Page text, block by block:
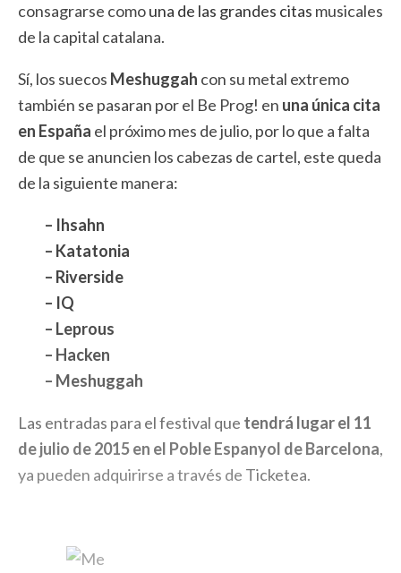
consagrarse comouna de las grandes citas musicales
de la capital catalana.
Sí, los suecos Meshuggah con su metal extremo
también se pasaran por el Be Prog! en una única cita
en España el próximo mes de julio, por lo que a falta
de que se anuncien los cabezas de cartel, este queda
de la siguiente manera:
– Ihsahn
– Katatonia
– Riverside
– IQ
– Leprous
– Hacken
– Meshuggah
Las entradas para el festival que tendrá lugar el 11
de julio de 2015 en el Poble Espanyol de Barcelona,
ya pueden adquirirse a través de Ticketea.